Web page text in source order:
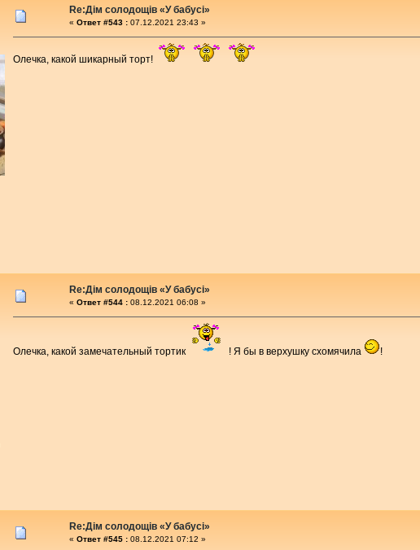
Re:Дім солодощів «У бабусі»
« Ответ #543 : 07.12.2021 23:43 »
Олечка, какой шикарный торт!
Re:Дім солодощів «У бабусі»
« Ответ #544 : 08.12.2021 06:08 »
Олечка, какой замечательный тортик ! Я бы в верхушку схомячила !
Re:Дім солодощів «У бабусі»
« Ответ #545 : 08.12.2021 07:12 »